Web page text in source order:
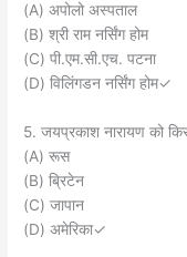
(A) अपोलो अस्पताल
(B) श्री राम नर्सिंग होम
(C) पी.एम.सी.एच. पटना
(D) विलिंगडन नर्सिंग होम✓
5. जयप्रकाश नारायण को
(A) रूस
(B) ब्रिटेन
(C) जापान
(D) अमेरिका✓